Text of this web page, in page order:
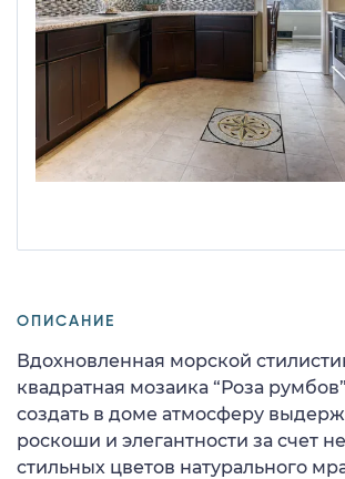
ОПИСАНИЕ
Вдохновленная морской
квадратная мозаика “Роза
создать в доме атмосферу
роскоши и элегантности за счет
стильных цветов натурального